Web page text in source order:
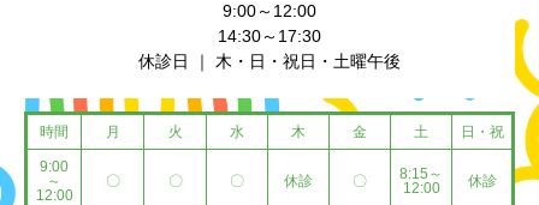
9:00～12:00
14:30～17:30
休診日 ｜ 木・日・祝日・土曜午後
時間 月 火 水 木 金 土 日・祝
9:00
～
12:00
〇 〇 〇 休診 〇
8:15～
12:00
休診